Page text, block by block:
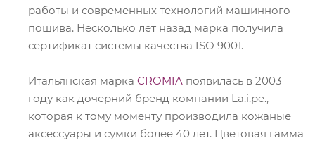
работы и современных технологий машинного
пошива. Несколько лет назад марка получила
сертификат системы качества ISO 9001.
Итальянская марка CROMIA появилась в 2003
году как дочерний бренд компании La.i.pe.,
которая к тому моменту производила кожаные
аксессуары и сумки более 40 лет. Цветовая гамма